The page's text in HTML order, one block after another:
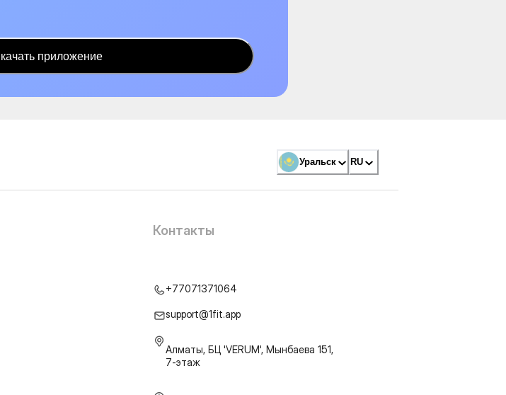
приложение
Уральск RU
Контакты
+77071371064
support@1fit.app
Алматы, БЦ 'VERUM', Мынбаева 151,
7-этаж